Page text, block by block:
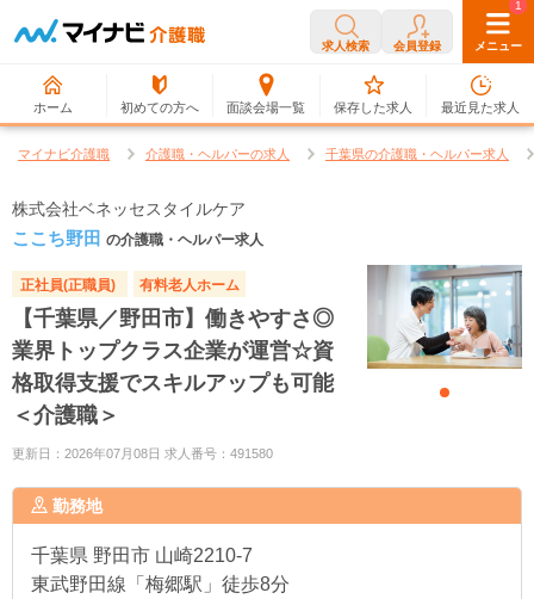
求人検索 会員登録 メニュー
ホーム 初めての方へ 面談会場一覧
0
保存した求人
1
最近見た求人
マイナビ介護職 介護職・ヘルパーの求人 千葉県の介護職・ヘルパー求人
株式会社ベネッセスタイルケア
ここち野田 の介護職・ヘルパー求人
正社員(正職員) 有料老人ホーム
【千葉県／野田市】働きやすさ◎
業界トップクラス企業が運営☆資
格取得支援でスキルアップも可能
＜介護職＞
更新日：2026年07月08日 求人番号：491580
勤務地
千葉県 野田市 山崎2210-7
東武野田線「梅郷駅」徒歩8分